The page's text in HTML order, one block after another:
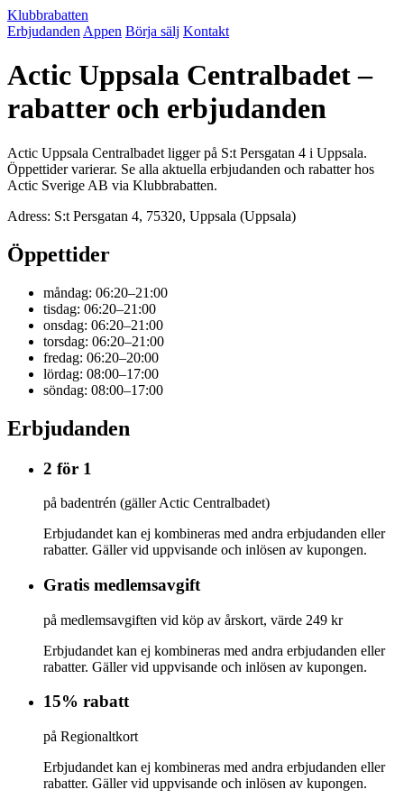
Klubbrabatten
Erbjudanden Appen Börja sälj Kontakt
Actic Uppsala Centralbadet –
rabatter och erbjudanden
Actic Uppsala Centralbadet ligger på S:t Persgatan 4 i Uppsala.
Öppettider varierar. Se alla aktuella erbjudanden och rabatter hos
Actic Sverige AB via Klubbrabatten.
Adress: S:t Persgatan 4, 75320, Uppsala (Uppsala)
Öppettider
måndag: 06:20–21:00
tisdag: 06:20–21:00
onsdag: 06:20–21:00
torsdag: 06:20–21:00
fredag: 06:20–20:00
lördag: 08:00–17:00
söndag: 08:00–17:00
Erbjudanden
2 för 1
på badentrén (gäller Actic Centralbadet)
Erbjudandet kan ej kombineras med andra erbjudanden eller
rabatter. Gäller vid uppvisande och inlösen av kupongen.
Gratis medlemsavgift
på medlemsavgiften vid köp av årskort, värde 249 kr
Erbjudandet kan ej kombineras med andra erbjudanden eller
rabatter. Gäller vid uppvisande och inlösen av kupongen.
15% rabatt
på Regionaltkort
Erbjudandet kan ej kombineras med andra erbjudanden eller
rabatter. Gäller vid uppvisande och inlösen av kupongen.